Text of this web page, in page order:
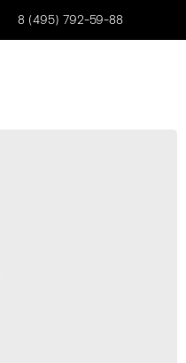
8 (495) 792-59-88